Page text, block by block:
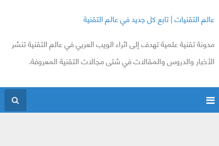
عالم التقنيات | تابع كل جديد في عالم التقنية
مدونة تقنية علمية تهدف إلى اثراء الويب العربي في عالم التقنية تنشر
الأخبار والدروس والمقالات في شتى مجالات التقنية المعروفة.